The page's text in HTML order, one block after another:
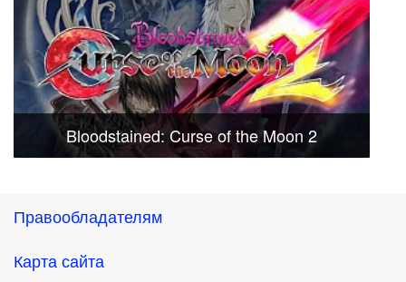
Bloodstained: Curse of the Moon 2
Правообладателям
Карта сайта